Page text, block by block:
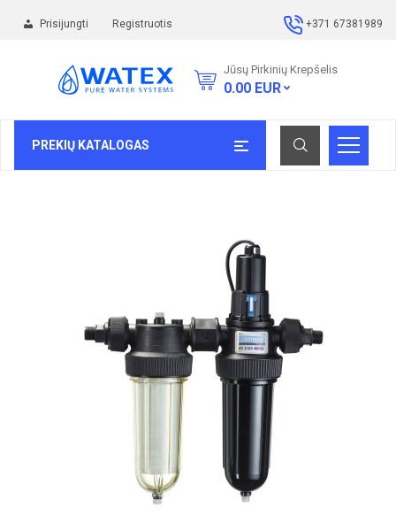
Prisijungti Registruotis +371 67381989
Jūsų Pirkinių Krepšelis
0.00 EUR
PREKIŲ KATALOGAS